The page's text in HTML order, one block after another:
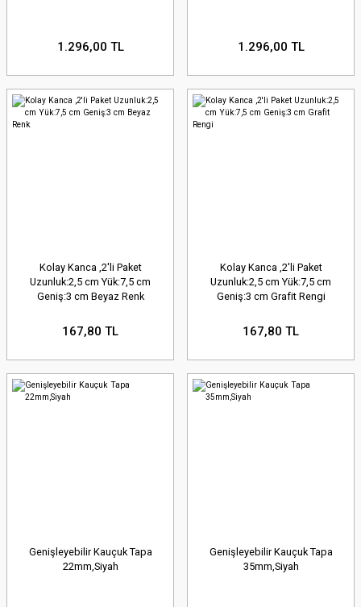
1.296,00 TL 1.296,00 TL
Kolay Kanca ,2'li Paket
Uzunluk:2,5 cm Yük:7,5 cm
Geniş:3 cm Beyaz Renk
167,80 TL
Kolay Kanca ,2'li Paket
Uzunluk:2,5 cm Yük:7,5 cm
Geniş:3 cm Grafit Rengi
167,80 TL
Genişleyebilir Kauçuk Tapa
22mm,Siyah
Genişleyebilir Kauçuk Tapa
35mm,Siyah